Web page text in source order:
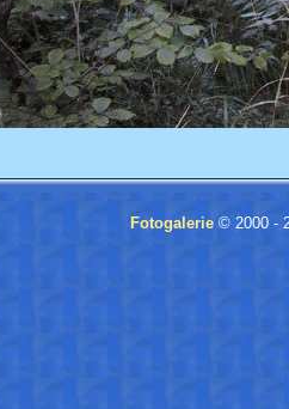
Fotogalerie© 2000 -